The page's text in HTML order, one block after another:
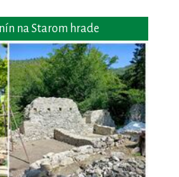
na Starom hrade